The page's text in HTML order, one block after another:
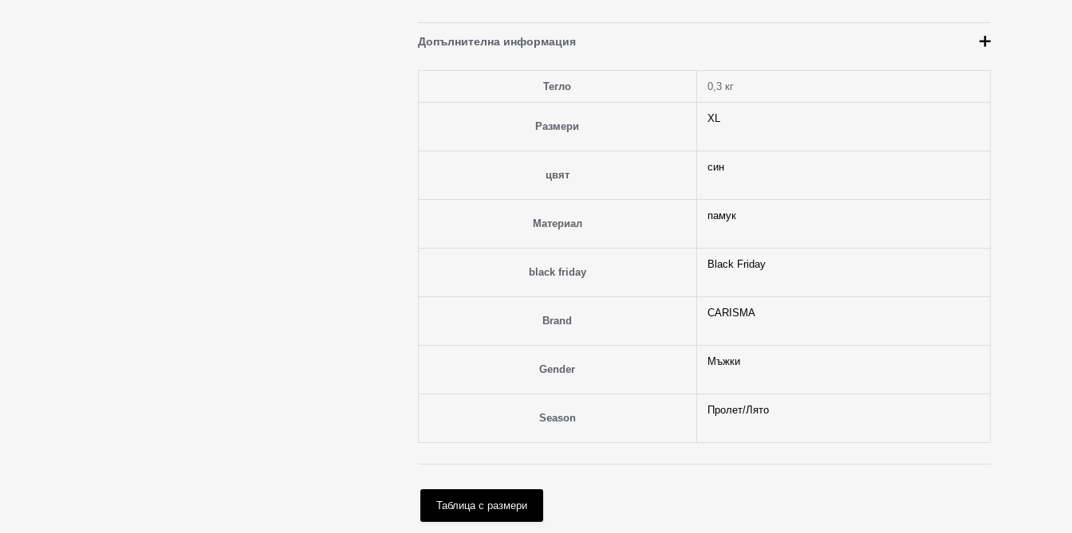
Допълнителна информация
Тегло 0,3 кг
Размери
XL
цвят
син
Материал
памук
black friday
Black Friday
Brand
CARISMA
Gender
Мъжки
Season
Пролет/Лято
Таблица с размери